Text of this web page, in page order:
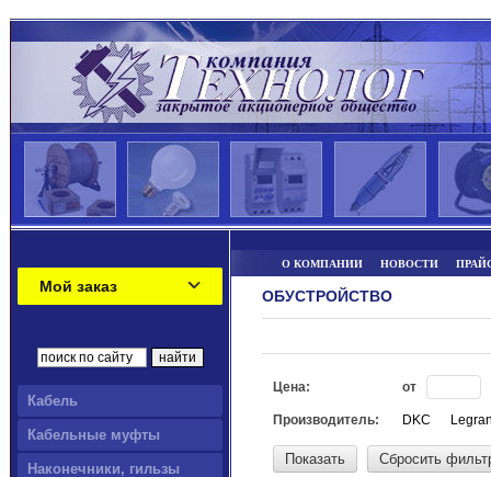
Мой заказ
Кабель
Кабельные муфты
Наконечники, гильзы
О КОМПАНИИ НОВОСТИ
ОБУСТРОЙСТВО
Цена: от
Производитель: DKC
Показать Сбросить